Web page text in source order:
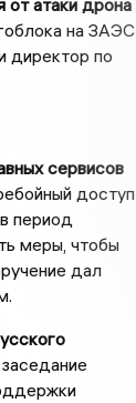
от атаки дрона
на ЗАЭС
директор по
сервисов
доступ
период
меры, чтобы
дал